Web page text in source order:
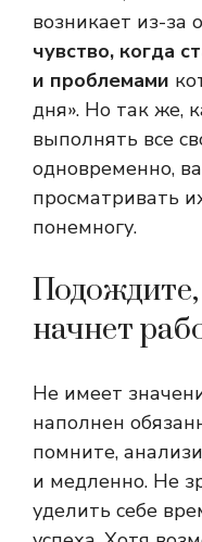
возникает из-за
чувство, когда
и проблемами
дня». Но так же,
выполнять все
одновременно,
просматривать
понемногу.
начнет
Не имеет
наполнен
помните,
и медленно. Не
уделить себе